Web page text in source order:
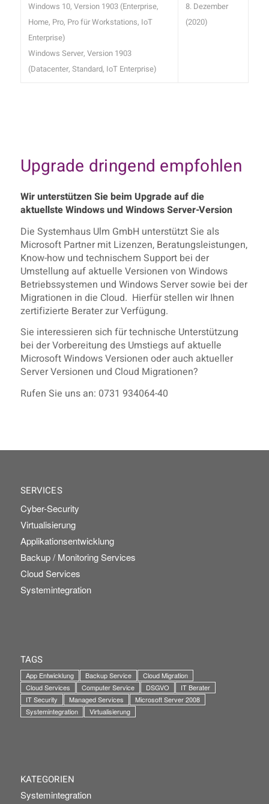
Windows 10, Version 1903 (Enterprise,
Home, Pro, Pro für Workstations, IoT
Enterprise)
Windows Server, Version 1903
(Datacenter, Standard, IoT Enterprise)
8. Dezember
(2020)
Upgrade dringend empfohlen
Wir unterstützen Sie beim Upgrade auf die
aktuellste Windows und Windows Server-Version
Die Systemhaus Ulm GmbH unterstützt Sie als
Microsoft Partner mit Lizenzen, Beratungsleistungen,
Know-how und technischem Support bei der
Umstellung auf aktuelle Versionen von Windows
Betriebssystemen und Windows Server sowie bei der
Migrationen in die Cloud. Hierfür stellen wir Ihnen
zertifizierte Berater zur Verfügung.
Sie interessieren sich für technische Unterstützung
bei der Vorbereitung des Umstiegs auf aktuelle
Microsoft Windows Versionen oder auch aktueller
Server Versionen und Cloud Migrationen?
Rufen Sie uns an: 0731 934064-40
SERVICES
Cyber-Security
Virtualisierung
Applikationsentwicklung
Backup / Monitoring Services
Cloud Services
Systemintegration
TAGS
App Entwicklung Backup Service
Cloud Migration
Cloud Services
Computer Service DSGVO
IT Berater
IT Security
Managed Services
Microsoft Server 2008
Systemintegration
Virtualisierung
KATEGORIEN
Systemintegration